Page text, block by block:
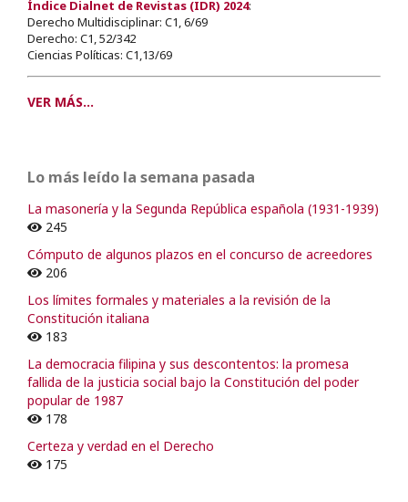
Índice Dialnet de Revistas (IDR) 2024:
Derecho Multidisciplinar: C1, 6/69
Derecho: C1, 52/342
Ciencias Políticas: C1,13/69
VER MÁS...
Lo más leído la semana pasada
La masonería y la Segunda República española (1931-1939)
245
Cómputo de algunos plazos en el concurso de acreedores
206
Los límites formales y materiales a la revisión de la
Constitución italiana
183
La democracia filipina y sus descontentos: la promesa
fallida de la justicia social bajo la Constitución del poder
popular de 1987
178
Certeza y verdad en el Derecho
175